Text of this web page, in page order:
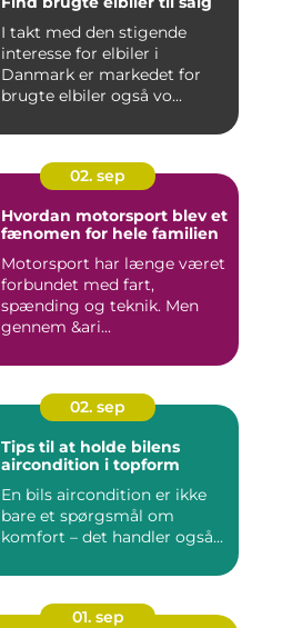
I takt med den stigende
interesse for elbiler i
Danmark er markedet for
brugte elbiler også vo...
02. sep
Hvordan motorsport blev et
fænomen for hele familien
Motorsport har længe været
forbundet med fart,
spænding og teknik. Men
gennem &ari...
02. sep
Tips til at holde bilens
aircondition i topform
En bils aircondition er ikke
bare et spørgsmål om
komfort – det handler også...
01. sep